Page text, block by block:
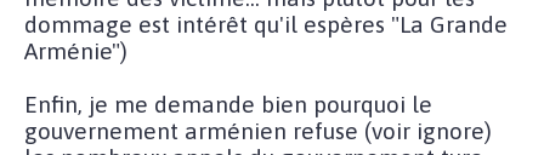
dommage est intérêt qu'il espères "La Grande
Arménie")
Enfin, je me demande bien pourquoi le
gouvernement arménien refuse (voir ignore)